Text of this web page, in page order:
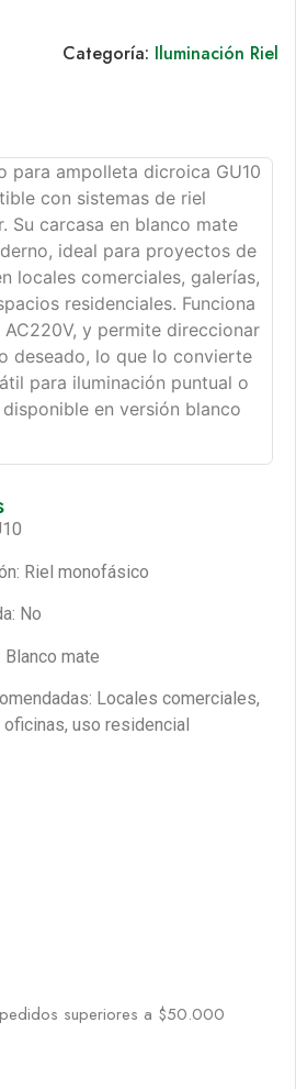
Categoría: Iluminación Riel
para ampolleta dicroica GU10
con sistemas de riel
Su carcasa en blanco mate
ideal para proyectos de
locales comerciales, galerías,
residenciales. Funciona
y permite direccionar
deseado, lo que lo convierte
para iluminación puntual o
en versión blanco
Riel monofásico
No
mate
Locales comerciales,
uso residencial
superiores a $50.000